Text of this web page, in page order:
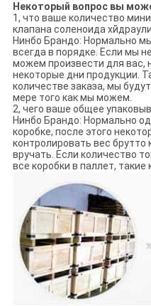
Некоторый вопрос вы
1, что ваше количество
клапана соленоида
Нинбо Брандо: Нормально
всегда в порядке. Если мы
можем произвести для вас,
некоторые дни продукции.
количестве заказа, мы
мере того как мы можем.
2, чего ваше общее
Нинбо Брандо: Нормально
коробке, после этого
контролировать вес брутто
вручать. Если количество
все коробки в паллет, такие